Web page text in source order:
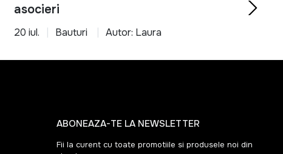
asocieri
20 iul. Bauturi Autor: Laura
ABONEAZA-TE LA NEWSLETTER
Fii la curent cu toate promotiile si produsele noi din